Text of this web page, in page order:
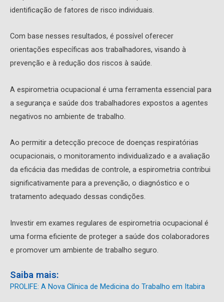
identificação de fatores de risco individuais.
Com base nesses resultados, é possível oferecer
orientações específicas aos trabalhadores, visando à
prevenção e à redução dos riscos à saúde.
A espirometria ocupacional é uma ferramenta essencial para
a segurança e saúde dos trabalhadores expostos a agentes
negativos no ambiente de trabalho.
Ao permitir a detecção precoce de doenças respiratórias
ocupacionais, o monitoramento individualizado e a avaliação
da eficácia das medidas de controle, a espirometria contribui
significativamente para a prevenção, o diagnóstico e o
tratamento adequado dessas condições.
Investir em exames regulares de espirometria ocupacional é
uma forma eficiente de proteger a saúde dos colaboradores
e promover um ambiente de trabalho seguro.
Saiba mais:
PROLIFE: A Nova Clínica de Medicina do Trabalho em Itabira